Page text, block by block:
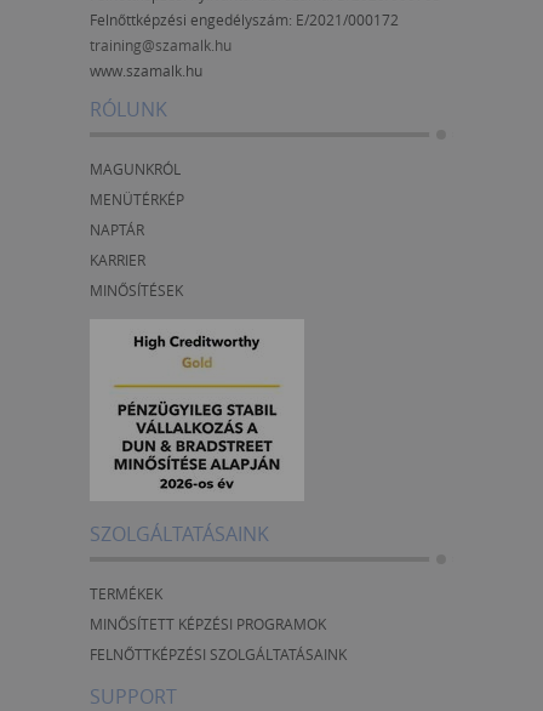
Felnőttképzési engedélyszám: E/2021/000172
training@szamalk.hu
www.szamalk.hu
RÓLUNK
MAGUNKRÓL
MENÜTÉRKÉP
NAPTÁR
KARRIER
MINŐSÍTÉSEK
SZOLGÁLTATÁSAINK
TERMÉKEK
MINŐSÍTETT KÉPZÉSI PROGRAMOK
FELNŐTTKÉPZÉSI SZOLGÁLTATÁSAINK
SUPPORT